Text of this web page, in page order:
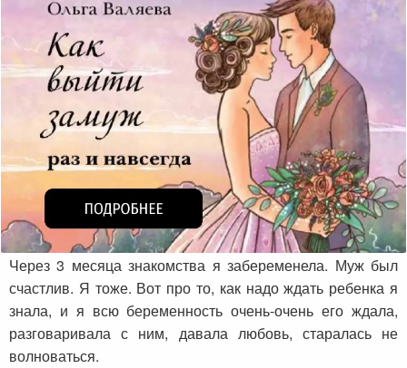
Через 3 месяца знакомства я забеременела. Муж был
счастлив. Я тоже. Вот про то, как надо ждать ребенка я
знала, и я всю беременность очень-очень его ждала,
разговаривала с ним, давала любовь, старалась не
волноваться.